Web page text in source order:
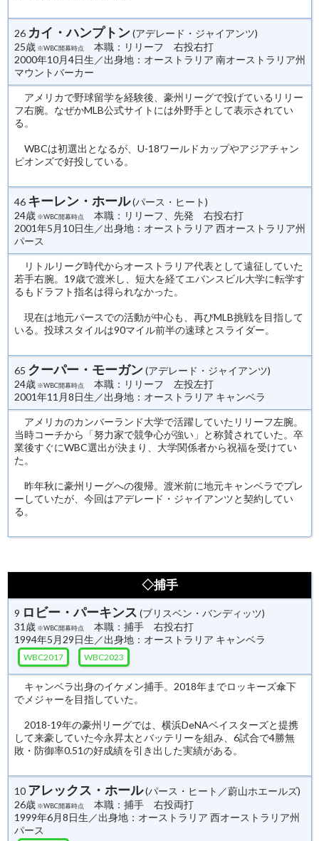
26 カイ・ハンプトン(アデレード・ジャイアンツ)
25歳 ※WBC開幕時点
本職：リリーフ 右投右打
2000年10月4日生／出身地：オーストラリア 南オーストラリア州
マウントバーカー
アメリカで野球留学を経験後、豪州リーグで投げているリリー
フ右腕。なぜかMLB公式サイトには外野手として表示されてい
る。
WBCは初選出となるが、U-18ワールドカップやアジアチャン
ピオンズで好投している。
46 キーレン・ホール(パース・ヒート)
24歳 ※WBC開幕時点
本職：リリーフ、先発 右投右打
2001年5月10日生／出身地：オーストラリア 西オーストラリア州
パース
リトルリーグ時代からオーストラリア代表として遠征していた
若手右腕。19歳で渡米し、短大を経てエバンスビル大学に転学す
るもドラフト指名は得られなかった。
現在は地元パースでの活動が中心も、再びMLB挑戦を目指して
いる。投球スタイルは90マイル前半の速球とスライダー。
65 クーパー・モーガン(アデレード・ジャイアンツ)
24歳 ※WBC開幕時点
本職：リリーフ 左投左打
2001年11月8日生／出身地：オーストラリア キャンベラ
アメリカのカンバーランド大学で活躍していたリリーフ左腕。
当時コーチから「努力家で競争心が強い」と称賛されていた。卒
業後すぐにWBC選出が決まり、大学関係者から祝福を受けてい
た。
昨年秋に豪州リーグへの復帰。渡米前に地元キャンベラでプレ
ーしていたが、今回はアデレード・ジャイアンツと契約してい
る。
◇捕手
9 ロビー・パーキンス (ブリスベン・バンディッツ)
31歳 ※WBC開幕時点
本職：捕手 右投右打
1994年5月29日生／出身地：オーストラリア キャンベラ
WBC2017 WBC2023
キャンベラ出身のイケメン捕手。2018年までロッキーズ傘下
でメジャーを目指していた。
2018-19年の豪州リーグでは、横浜DeNAベイスターズと提携
して来豪していた今永昇太とバッテリーを組み、6試合で4勝無
敗・防御率0.51の好成績を引き出した実績がある。
10 アレックス・ホール(パース・ヒート／蔚山ホエールズ)
26歳 ※WBC開幕時点
本職：捕手 右投両打
1999年6月8日生／出身地：オーストラリア 西オーストラリア州
パース